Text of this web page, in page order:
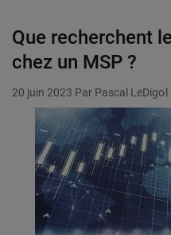
Que recherchent
chez un MSP ?
20 juin 2023 Par Pascal LeDigol